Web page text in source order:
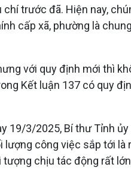
trước đã. Hiện nay,
cấp xã, phường là
với quy định mới thì
Kết luận 137 có quy
3/2025, Bí thư Tỉnh
công việc sắp tới là
chịu tác động rất